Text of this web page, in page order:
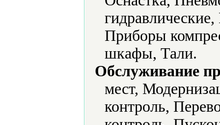
Приборы
шкафы, Тали.
Обслуживание
мест,
контроль,